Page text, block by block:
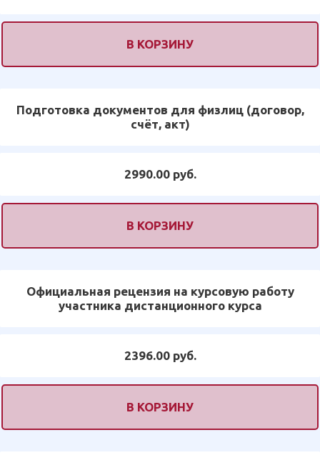
В КОРЗИНУ
Подготовка документов для физлиц (договор,
счёт, акт)
2990.00 руб.
В КОРЗИНУ
Официальная рецензия на курсовую работу
участника дистанционного курса
2396.00 руб.
В КОРЗИНУ